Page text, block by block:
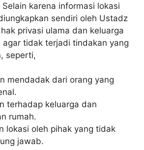
Selain karena informasi lokasi
sendiri oleh Ustadz
privasi ulama dan keluarga
agar tidak terjadi tindakan yang
seperti,
mendadak dari orang yang
terhadap keluarga dan
rumah.
lokasi oleh pihak yang tidak
jawab.